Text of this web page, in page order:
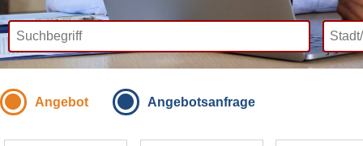
Angebot Angebotsanfrage